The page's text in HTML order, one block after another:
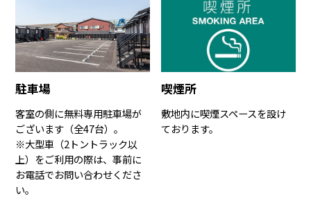
駐車場
客室の側に無料専用駐車場が
ございます（全47台）。
※大型車（2トントラック以
上）をご利用の際は、事前に
お電話でお問い合わせくださ
い。
喫煙所
敷地内に喫煙スペースを設け
ております。